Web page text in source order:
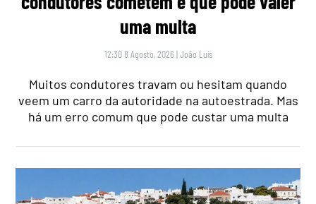
uma multa
12:30 8 Agosto, 2026 |João Luís
Muitos condutores travam ou hesitam quando
veem um carro da autoridade na autoestrada. Mas
há um erro comum que pode custar uma multa